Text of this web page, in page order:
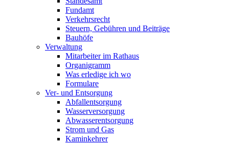
Fundamt
Verkehrsrecht
Steuern, Gebühren und Beiträge
Bauhöfe
Verwaltung
Mitarbeiter im Rathaus
Organigramm
Was erledige ich wo
Formulare
Ver- und Entsorgung
Abfallentsorgung
Wasserversorgung
Abwasserentsorgung
Strom und Gas
Kaminkehrer